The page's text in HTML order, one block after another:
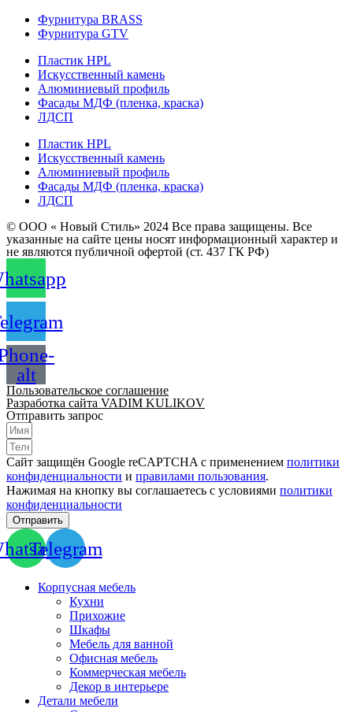
Фурнитура BRASS
Фурнитура GTV
Пластик HPL
Искусственный камень
Алюминиевый профиль
Фасады МДФ (пленка, краска)
ЛДСП
Пластик HPL
Искусственный камень
Алюминиевый профиль
Фасады МДФ (пленка, краска)
ЛДСП
© ООО « Новый Стиль» 2024 Все права защищены. Все
указанные на сайте цены носят информационный характер и
не являются публичной офертой (ст. 437 ГК РФ)
alt
Пользовательское соглашение
Разработка сайта VADIM KULIKOV
Отправить запрос
Сайт защищён Google reCAPTCHA с применением политики
конфиденциальности и правилами пользования.
Нажимая на кнопку вы соглашаетесь с условиями политики
конфиденциальности
Отправить
Telegram
Корпусная мебель
Кухни
Прихожие
Шкафы
Мебель для ванной
Офисная мебель
Коммерческая мебель
Декор в интерьере
Детали мебели